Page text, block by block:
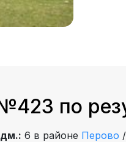
по
6 в районе Перово /